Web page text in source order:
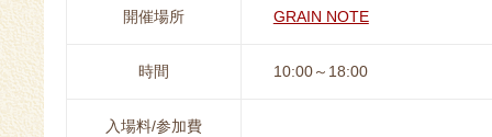
開催場所 GRAIN NOTE
時間 10:00～18:00
入場料/参加費